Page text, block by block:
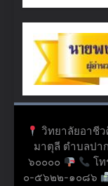
วิทยาลัยอาชี
มาตุลี ตำบลปา
๖๐๐๐๐
โ
๐-๕๖๒๒-๑๐๘๖